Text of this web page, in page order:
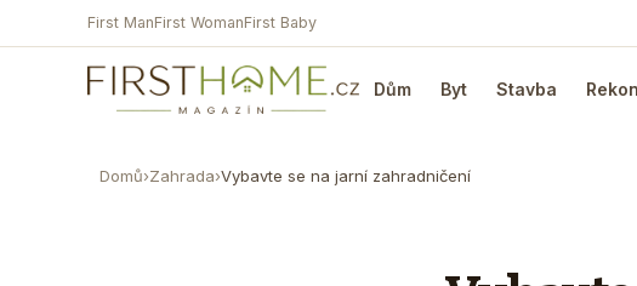
First ManFirst WomanFirst Baby
Dům Byt Stavba
Domů›Zahrada›Vybavte se na jarní zahradničení